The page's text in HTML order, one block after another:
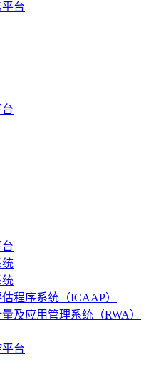
台
统
统
程序系统（ICAAP）
及应用管理系统（RWA）
台